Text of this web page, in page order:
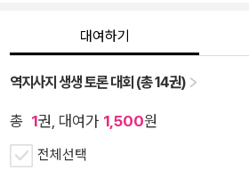
대여하기
역지사지 생생 토론 대회 (총 14권)
총 1권, 대여가 1,500원
전체선택